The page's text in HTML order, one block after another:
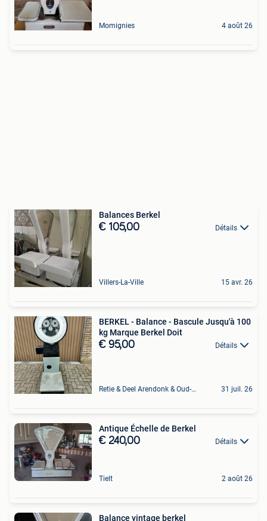
Momignies 4 août 26
Balances Berkel
€ 105,00 Détails
Villers-La-Ville 15 avr. 26
BERKEL - Balance - Bascule Jusqu'à 100
kg Marque Berkel Doit
€ 95,00 Détails
Retie & Deel Arendonk & Oud-Turnhout 31 juil. 26
Antique Échelle de Berkel
€ 240,00 Détails
Tielt 2 août 26
Balance vintage berkel